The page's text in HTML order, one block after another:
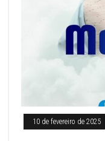
10 de fevereiro de 2025